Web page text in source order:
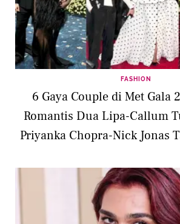
FASHION
6 Gaya Couple di Met Gala
Romantis Dua Lipa-Callum
Priyanka Chopra-Nick Jonas